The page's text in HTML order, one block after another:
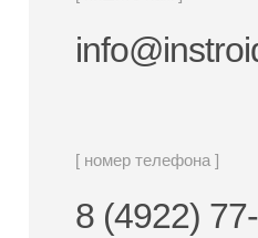
[ номер телефона ]
8 (4922)